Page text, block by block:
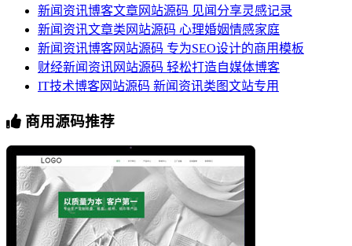
新闻资讯博客文章网站源码 见闻分享灵感记录
新闻资讯文章类网站源码 心理婚姻情感家庭
新闻资讯博客网站源码 专为SEO设计的商用模板
财经新闻资讯网站源码 轻松打造自媒体博客
IT技术博客网站源码 新闻资讯类图文站专用
商用源码推荐